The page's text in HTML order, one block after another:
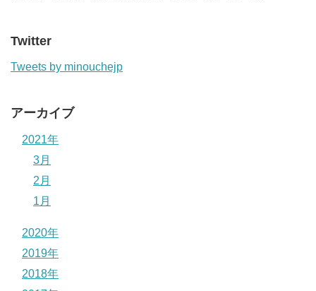
Twitter
Tweets by minouchejp
アーカイブ
2021年
3月
2月
1月
2020年
2019年
2018年